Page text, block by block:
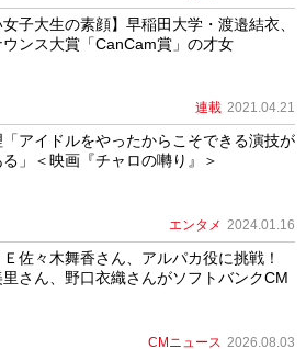
女子大生の素顔】早稲田大学・渡邉結衣、
ンス大賞「CanCam賞」の才女
連載 2021.04.21
「アイドルをやったからこそできる演技が
る」＜映画『チャロの囀り』＞
エンタメ 2024.01.16
Ｅ佐々木舞香さん、アルパカ役に挑戦！
里さん、野口衣織さんがソフトバンクCM
CMニュース 2026.08.03